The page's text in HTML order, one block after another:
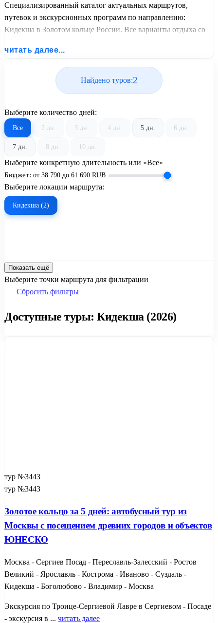
Специализированный каталог актуальных маршрутов,
путевок и экскурсионных программ по направлению:
Кидекша в Золотом кольце России. Все варианты отдыха со
проездом и актуальным графиком заездов от United Travel
читать далее...
Найдено туров:2
Выберите количество дней:
Все 2 дн. 3 дн. 4 дн. 5 дн. 6 дн.
7 дн. 8 дн. 10 дн.
Выберите конкретную длительность или «Все»
Бюджет: от 38 790 до 61 690 RUB
Выберите локации маршрута:
Кидекша (2)
Показать ещё
Выберите точки маршрута для фильтрации
Сбросить фильтры
Доступные туры: Кидекша (2026)
тур №3443
тур №3443
Золотое кольцо за 5 дней: автобусный тур из
Москвы с посещением древних городов и объектов
ЮНЕСКО
Москва - Сергиев Посад - Переславль-Залесский - Ростов
Великий - Ярославль - Кострома - Иваново - Суздаль -
Кидекша - Боголюбово - Владимир - Москва
Экскурсия по Троице-Сергиевой Лавре в Сергиевом - Посаде
- экскурсия в ... читать далее